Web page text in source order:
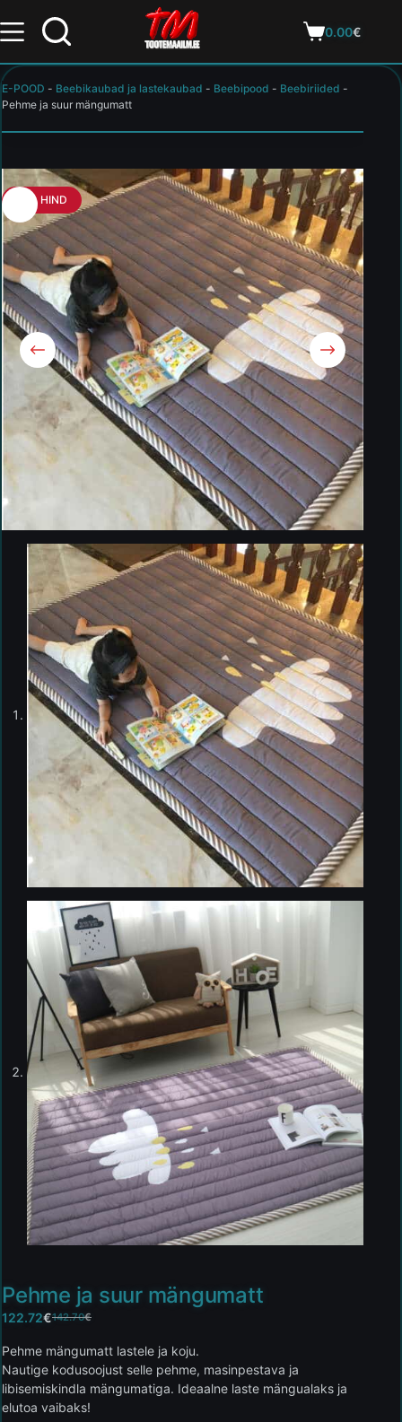
0.00€
E-POOD - Beebikaubad ja lastekaubad - Beebipood - Beebiriided -
Pehme ja suur mängumatt
HEA HIND
Pehme ja suur mängumatt
142.70€
122.72€
Pehme mängumatt lastele ja koju.
Nautige kodusoojust selle pehme, masinpestava ja
libisemiskindla mängumatiga. Ideaalne laste mängualaks ja
elutoa vaibaks!